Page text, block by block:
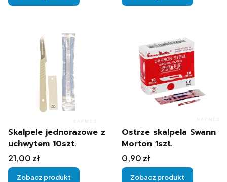
Skalpele jednorazowe z
uchwytem 10szt.
Cena
21,00 zł
Zobacz produkt
Ostrze skalpela Swann
Morton 1szt.
Cena
0,90 zł
Zobacz produkt